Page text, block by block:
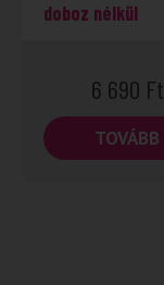
doboz nélkül
6 690 Ft
TOVÁBB